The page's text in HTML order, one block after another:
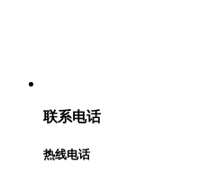
联系电话
热线电话